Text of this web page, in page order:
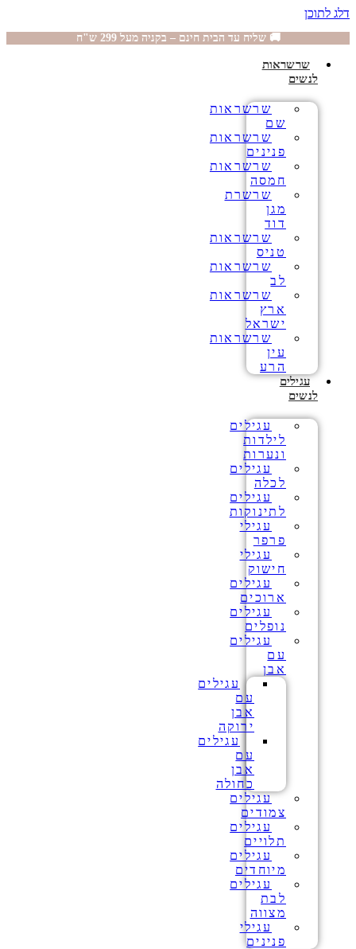
דלג לתוכן
🚚 שליח עד הבית חינם – בקניה מעל 299 ש"ח
שרשראות
לנשים
שרשראות
שם
שרשראות
פנינים
שרשראות
חמסה
שרשרת
מגן
דוד
שרשראות
טניס
שרשראות
לב
שרשראות
ארץ
ישראל
שרשראות
עין
הרע
עגילים
לנשים
עגילים
לילדות
ונערות
עגילים
לכלה
עגילים
לתינוקות
עגילי
פרפר
עגילי
חישוק
עגילים
ארוכים
עגילים
נופלים
עגילים
עם
אבן
עגילים
עם
אבן
ירוקה
עגילים
עם
אבן
כחולה
עגילים
צמודים
עגילים
תלויים
עגילים
מיוחדים
עגילים
לבת
מצווה
עגילי
פנינים